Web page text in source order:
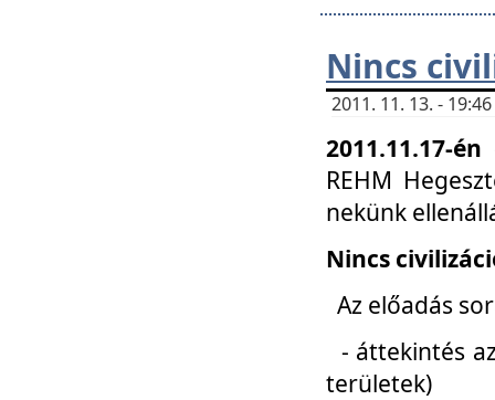
Nincs
2011. 11. 13. -
2011.11.17-
REHM
nekünk
Nincs
Az előadás
- áttekintés
területek)